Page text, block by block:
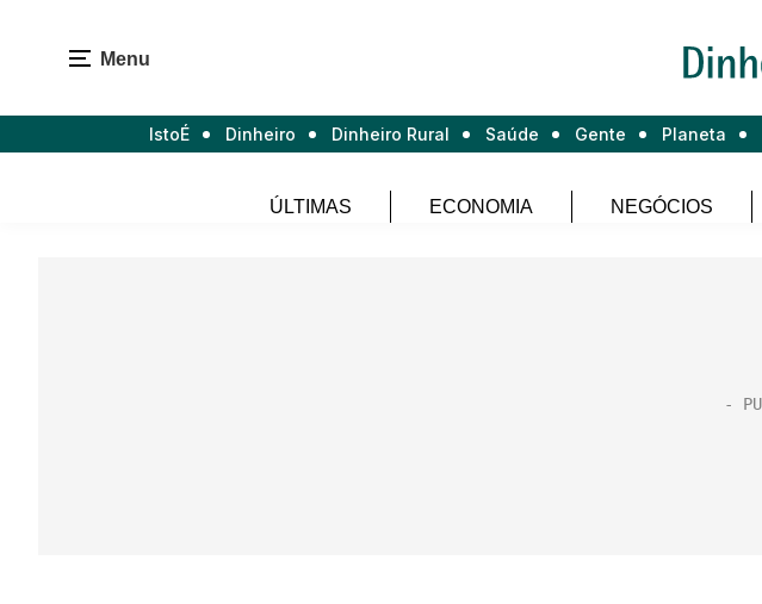
Menu
IstoÉ Dinheiro Dinheiro Rural Saúde Gente Planeta
ÚLTIMAS ECONOMIA NEGÓCIOS